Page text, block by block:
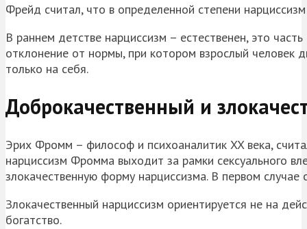
Фрейд считал, что в определенной степени
В раннем детстве нарциссизм – естественен, это
отклонение от нормы, при котором взрослый человек
только на себя.
Доброкачественный и
Эрих Фромм – философ и психоаналитик XX века,
нарциссизм Фромма выходит за рамки сексуального
злокачественную форму нарциссизма. В первом
Злокачественный нарциссизм ориентируется не на
богатство.